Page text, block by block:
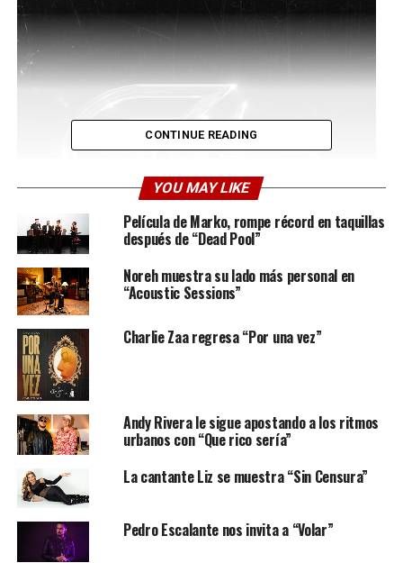
“GZ” lleva la marca distintiva de De La Ghetto, con
letras audaces y sensuales que se entrelazan con
melodías inigualables. Este álbum destaca por sus
colaboraciones explosivas con reconocidos artistas
como RaiNao
@nesipr , Arcángel@arcangel , Villano Antillano
@villanoantillano
El Father y Quevedo@quevedo.pd, este último
participando en el sencillo promocional “My Love”.
CONTINUE READING
YOU MAY LIKE
Película de Marko, rompe récord en taquillas
después de “Dead Pool”
Noreh muestra su lado más personal en
“Acoustic Sessions”
Charlie Zaa regresa “Por una vez”
Andy Rivera le sigue apostando a los ritmos
urbanos con “Que rico sería”
La cantante Liz se muestra “Sin Censura”
Pedro Escalante nos invita a “Volar”